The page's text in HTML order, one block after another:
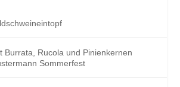
Burrata, Rucola und Pinienkernen
Sommerfest